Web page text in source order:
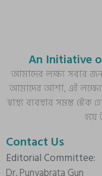
An Initiative
আমাদের লক্ষ্য সবার
আমাদের আশা, এই লক্ষ্যে
স্বাস্থ্য ব্যবস্থার সমস্ত
হয়ে
Contact Us
Editorial Committee: